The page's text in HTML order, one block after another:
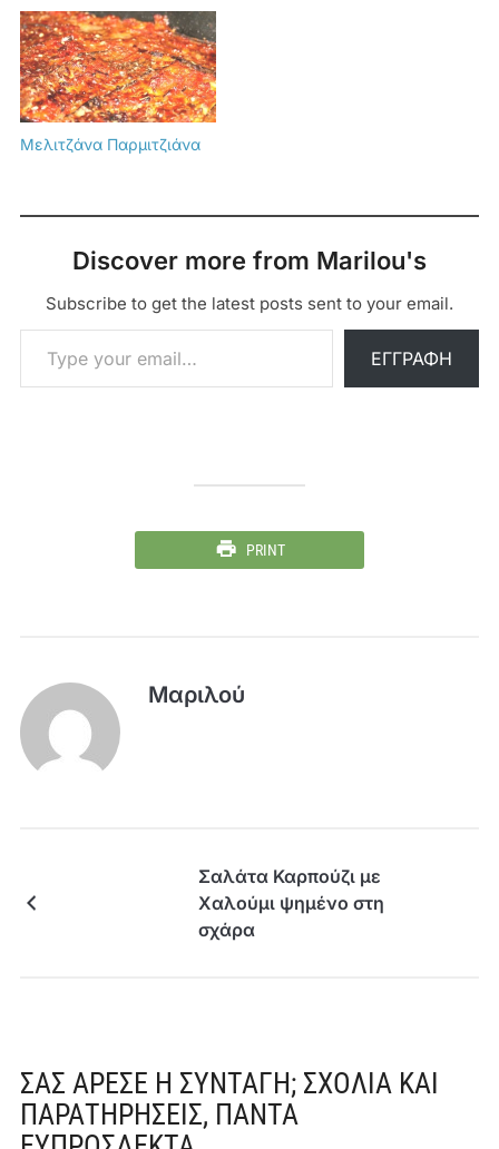
Μελιτζάνα Παρμιτζιάνα
Discover more from Marilou's
Subscribe to get the latest posts sent to your email.
Type your email…
ΕΓΓΡΑΦΉ
PRINT
Μαριλού
Σαλάτα Καρπούζι με
Χαλούμι ψημένο στη
σχάρα
ΣΑΣ ΆΡΕΣΕ Η ΣΥΝΤΑΓΉ; ΣΧΌΛΙΑ ΚΑΙ
ΠΑΡΑΤΗΡΉΣΕΙΣ, ΠΆΝΤΑ